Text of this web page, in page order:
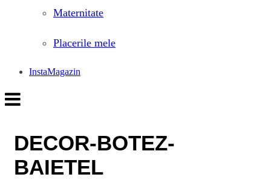
Maternitate
Placerile mele
InstaMagazin
DECOR-BOTEZ-
BAIETEL